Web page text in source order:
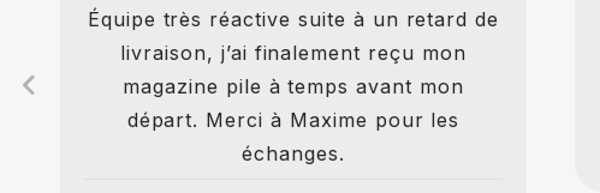
Équipe très réactive suite à un retard de
livraison, j’ai finalement reçu mon
magazine pile à temps avant mon
départ. Merci à Maxime pour les
échanges.